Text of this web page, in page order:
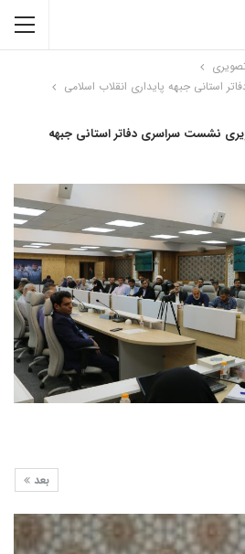
استانی جبهه پایداری انقلاب اسلامی
نشست سراسری دفاتر استانی جبهه
بعد